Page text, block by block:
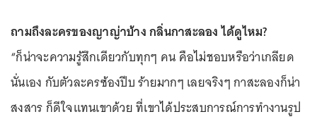
ถามถึงละครของญาญ่าบ้าง กลิ่นกาสะลอง ได้ดูไหม?
“ก็น่าจะความรู้สึกเดียวกับทุกๆ คน คือไม่ชอบหรือว่าเกลียด
นั่นเอง กับตัวละครซ้องปีบ ร้ายมากๆ เลยจริงๆ กาสะลองก็น่า
สงสาร ก็ดีใจแทนเขาด้วย ที่เขาได้ประสบการณ์การทำงานรูป